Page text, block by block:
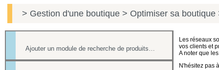
> Gestion d'une boutique > Optimiser sa boutique
Ajouter un module de recherche de produits sur votre site marchand
Les réseaux
vos clients et
A noter que
N'hésitez pas